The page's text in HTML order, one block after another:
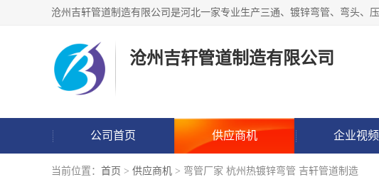
沧州吉轩管道制造有限公司
公司首页 供应商机 企业视频
当前位置： 首页 > 供应商机 > 弯管厂家 杭州热镀锌弯管 吉轩管道制造